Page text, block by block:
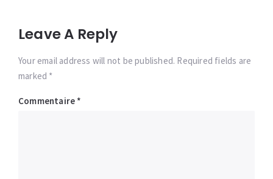
Leave A Reply
Your email address will not be published. Required fields are
marked *
Commentaire *